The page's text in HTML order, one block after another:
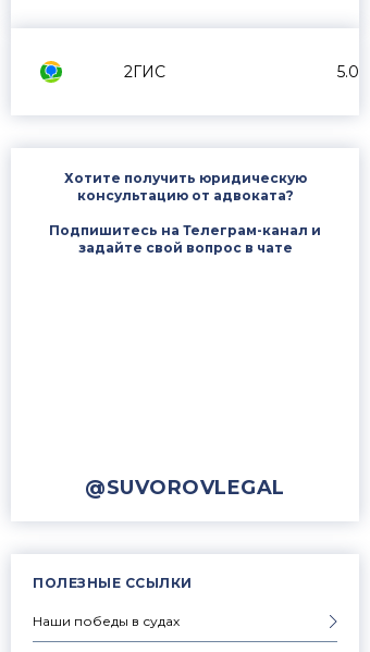
2ГИС 5.0
Хотите получить юридическую
консультацию от адвоката?
Подпишитесь на Телеграм-канал и
задайте свой вопрос в чате
@SUVOROVLEGAL
ПОЛЕЗНЫЕ ССЫЛКИ
Наши победы в судах